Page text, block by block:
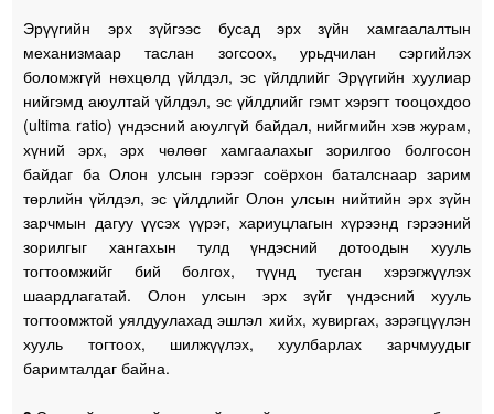
Эрүүгийн эрх зүйгээс бусад эрх зүйн хамгаалалтын
механизмаар таслан зогсоох, урьдчилан сэргийлэх
боломжгүй нөхцөлд үйлдэл, эс үйлдлийг Эрүүгийн хуулиар
нийгэмд аюултай үйлдэл, эс үйлдлийг гэмт хэрэгт тооцохдоо
(ultima ratio) үндэсний аюулгүй байдал, нийгмийн хэв журам,
хүний эрх, эрх чөлөөг хамгаалахыг зорилгоо болгосон
байдаг ба Олон улсын гэрээг соёрхон баталснаар зарим
төрлийн үйлдэл, эс үйлдлийг Олон улсын нийтийн эрх зүйн
зарчмын дагуу үүсэх үүрэг, хариуцлагын хүрээнд гэрээний
зорилгыг хангахын тулд үндэсний дотоодын хууль
тогтоомжийг бий болгох, түүнд тусган хэрэгжүүлэх
шаардлагатай. Олон улсын эрх зүйг үндэсний хууль
тогтоомжтой уялдуулахад эшлэл хийх, хувиргах, зэрэгцүүлэн
хууль тогтоох, шилжүүлэх, хуулбарлах зарчмуудыг
баримталдаг байна.